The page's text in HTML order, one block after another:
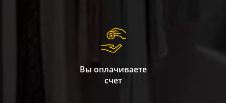
Вы оплачиваете
счет